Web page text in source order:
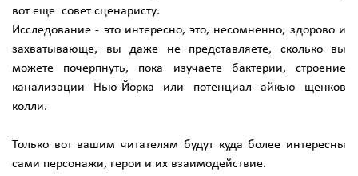
вот еще совет сценаристу.
Исследование - это интересно, это, несомненно, здорово и
захватывающе, вы даже не представляете, сколько вы
можете почерпнуть, пока изучаете бактерии, строение
канализации Нью-Йорка или потенциал айкью щенков
колли.
Только вот вашим читателям будут куда более интересны
сами персонажи, герои и их взаимодействие.